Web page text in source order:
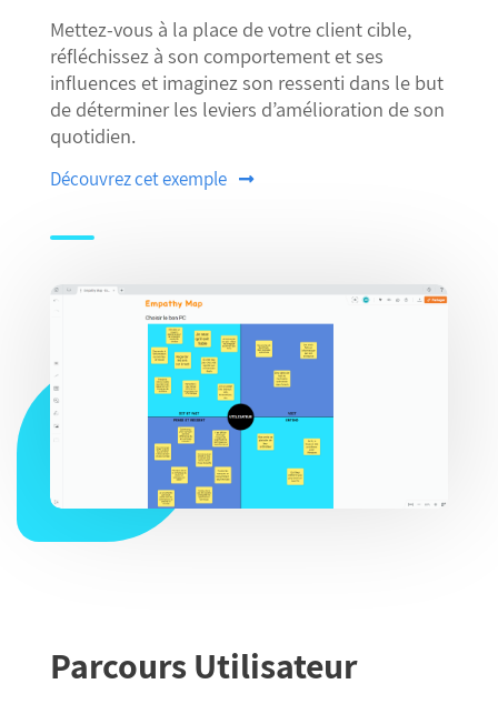
Mettez-vous à la place de votre client cible,
réfléchissez à son comportement et ses
influences et imaginez son ressenti dans le but
de déterminer les leviers d’amélioration de son
quotidien.
Découvrez cet exemple
Parcours Utilisateur